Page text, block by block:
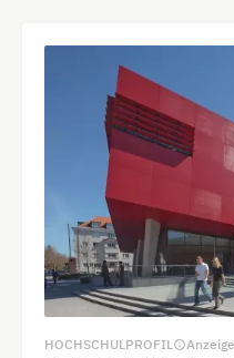
HOCHSCHULPROFIL Anzeige